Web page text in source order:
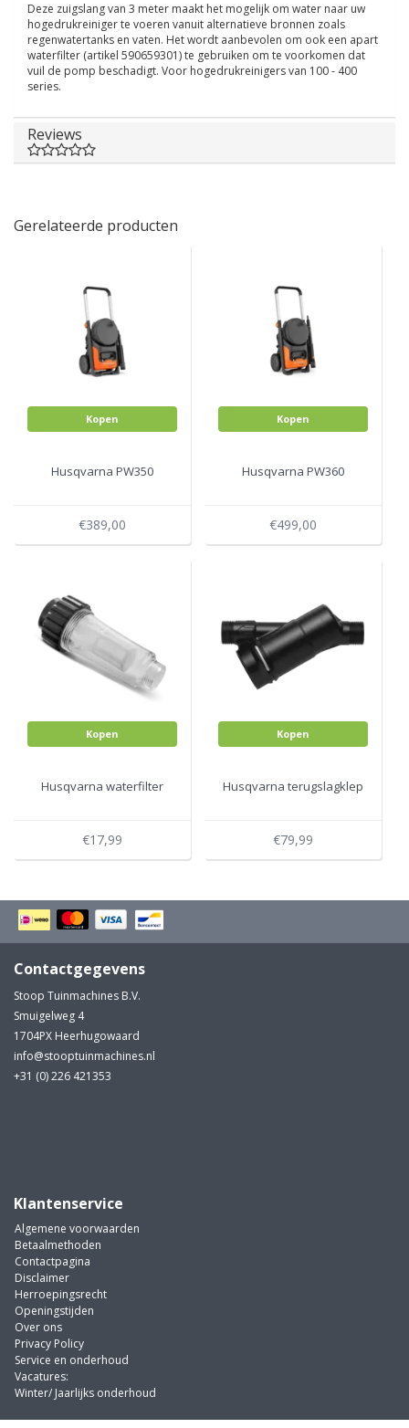
Deze zuigslang van 3 meter maakt het mogelijk om water naar uw
hogedrukreiniger te voeren vanuit alternatieve bronnen zoals
regenwatertanks en vaten. Het wordt aanbevolen om ook een apart
waterfilter (artikel 590659301) te gebruiken om te voorkomen dat
vuil de pomp beschadigt. Voor hogedrukreinigers van 100 - 400
series.
Reviews
Gerelateerde producten
Kopen
Husqvarna PW350
€389,00
Kopen
Husqvarna PW360
€499,00
Kopen
Husqvarna waterfilter
€17,99
Kopen
Husqvarna terugslagklep
€79,99
Contactgegevens
Stoop Tuinmachines B.V.
Smuigelweg 4
1704PX Heerhugowaard
info@stooptuinmachines.nl
+31 (0) 226 421353
Klantenservice
Algemene voorwaarden
Betaalmethoden
Contactpagina
Disclaimer
Herroepingsrecht
Openingstijden
Over ons
Privacy Policy
Service en onderhoud
Vacatures:
Winter/ Jaarlijks onderhoud